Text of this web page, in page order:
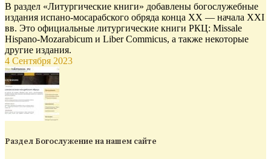
В раздел «Литургические книги» добавлены богослужебные
издания испано-мосарабского обряда конца XX — начала XXI
вв. Это официальные литургические книги РКЦ: Missale
Hispano-Mozarabicum и Liber Commicus, а также некоторые
другие издания.
4 Сентября 2023
Раздел Богослужение на нашем сайте